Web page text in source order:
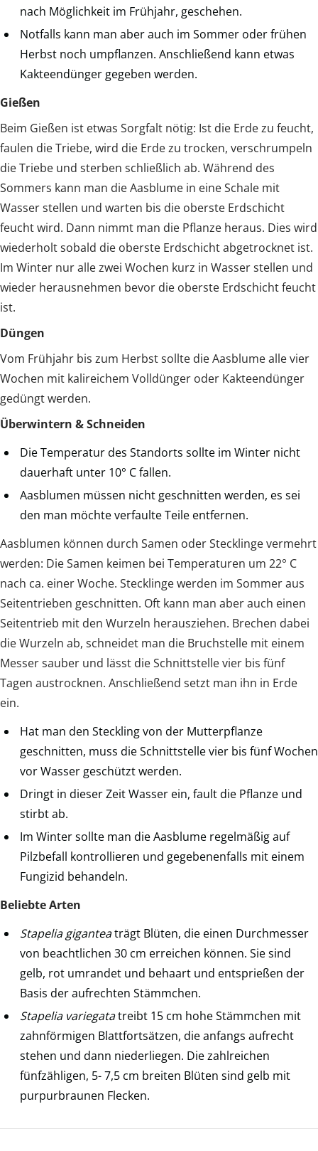
nach Möglichkeit im Frühjahr, geschehen.
Notfalls kann man aber auch im Sommer oder frühen
Herbst noch umpflanzen. Anschließend kann etwas
Kakteendünger gegeben werden.
Gießen
Beim Gießen ist etwas Sorgfalt nötig: Ist die Erde zu feucht,
faulen die Triebe, wird die Erde zu trocken, verschrumpeln
die Triebe und sterben schließlich ab. Während des
Sommers kann man die Aasblume in eine Schale mit
Wasser stellen und warten bis die oberste Erdschicht
feucht wird. Dann nimmt man die Pflanze heraus. Dies wird
wiederholt sobald die oberste Erdschicht abgetrocknet ist.
Im Winter nur alle zwei Wochen kurz in Wasser stellen und
wieder herausnehmen bevor die oberste Erdschicht feucht
ist.
Düngen
Vom Frühjahr bis zum Herbst sollte die Aasblume alle vier
Wochen mit kalireichem Volldünger oder Kakteendünger
gedüngt werden.
Überwintern & Schneiden
Die Temperatur des Standorts sollte im Winter nicht
dauerhaft unter 10° C fallen.
Aasblumen müssen nicht geschnitten werden, es sei
den man möchte verfaulte Teile entfernen.
Aasblumen können durch Samen oder Stecklinge vermehrt
werden: Die Samen keimen bei Temperaturen um 22° C
nach ca. einer Woche. Stecklinge werden im Sommer aus
Seitentrieben geschnitten. Oft kann man aber auch einen
Seitentrieb mit den Wurzeln herausziehen. Brechen dabei
die Wurzeln ab, schneidet man die Bruchstelle mit einem
Messer sauber und lässt die Schnittstelle vier bis fünf
Tagen austrocknen. Anschließend setzt man ihn in Erde
ein.
Hat man den Steckling von der Mutterpflanze
geschnitten, muss die Schnittstelle vier bis fünf Wochen
vor Wasser geschützt werden.
Dringt in dieser Zeit Wasser ein, fault die Pflanze und
stirbt ab.
Im Winter sollte man die Aasblume regelmäßig auf
Pilzbefall kontrollieren und gegebenenfalls mit einem
Fungizid behandeln.
Beliebte Arten
Stapelia giganteaträgt Blüten, die einen Durchmesser
von beachtlichen 30 cm erreichen können. Sie sind
gelb, rot umrandet und behaart und entsprießen der
Basis der aufrechten Stämmchen.
Stapelia variegatatreibt 15 cm hohe Stämmchen mit
zahnförmigen Blattfortsätzen, die anfangs aufrecht
stehen und dann niederliegen. Die zahlreichen
fünfzähligen, 5- 7,5 cm breiten Blüten sind gelb mit
purpurbraunen Flecken.